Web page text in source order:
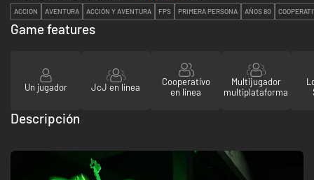
ACCIÓN AVENTURA ACCIÓN Y AVENTURA FPS PRIMERA PERSONA AÑOS 80
Game features
Un jugador JcJ en línea
Cooperativo
en línea
Multijugador
multiplataforma
Descripción